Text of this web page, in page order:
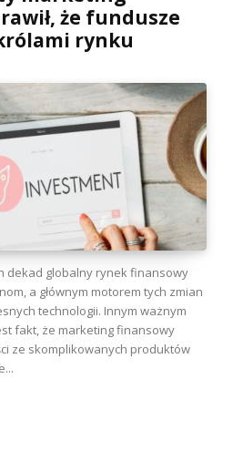
że fundusze
królami rynku
dekad globalny rynek finansowy
a głównym motorem tych zmian
technologii. Innym ważnym
fakt, że marketing finansowy
ze skomplikowanych produktów